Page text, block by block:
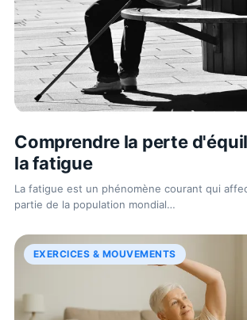
Comprendre la perte
la fatigue
La fatigue est un phénomène courant qui
partie de la population mondial…
EXERCICES & MOUVEMENTS